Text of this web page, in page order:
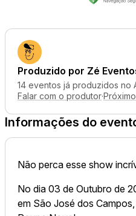
Produzido por Zé
14 eventos já produzidos no
Falar com o produtor·
Informações do
Não perca esse show
No dia 03 de Outubro de
em São José dos